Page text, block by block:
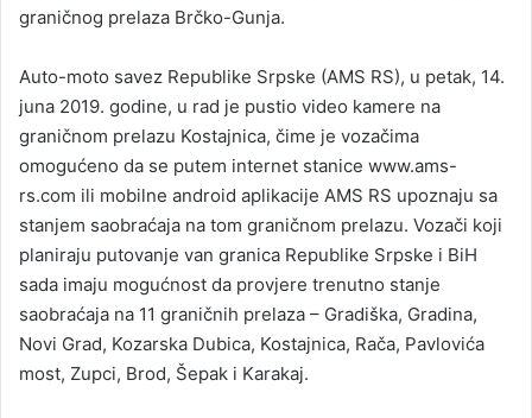
graničnog prelaza Brčko-Gunja.
Auto-moto savez Republike Srpske (AMS RS), u petak, 14.
juna 2019. godine, u rad je pustio video kamere na
graničnom prelazu Kostajnica, čime je vozačima
omogućeno da se putem internet stanice www.ams-
rs.com ili mobilne android aplikacije AMS RS upoznaju sa
stanjem saobraćaja na tom graničnom prelazu. Vozači koji
planiraju putovanje van granica Republike Srpske i BiH
sada imaju mogućnost da provjere trenutno stanje
saobraćaja na 11 graničnih prelaza – Gradiška, Gradina,
Novi Grad, Kozarska Dubica, Kostajnica, Rača, Pavlovića
most, Zupci, Brod, Šepak i Karakaj.